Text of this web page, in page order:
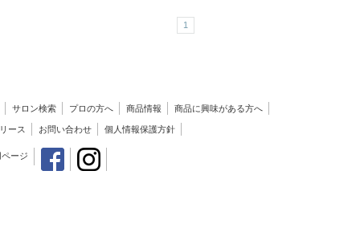
1
サロン検索 プロの方へ 商品情報 商品に興味がある方へ
ース お問い合わせ 個人情報保護方針
ージ